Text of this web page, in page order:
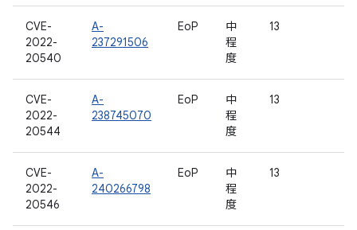
CVE-
2022-
20540
A-
237291506
EoP
中
程
度
13
CVE-
2022-
20544
A-
238745070
EoP
中
程
度
13
CVE-
2022-
20546
A-
240266798
EoP
中
程
度
13